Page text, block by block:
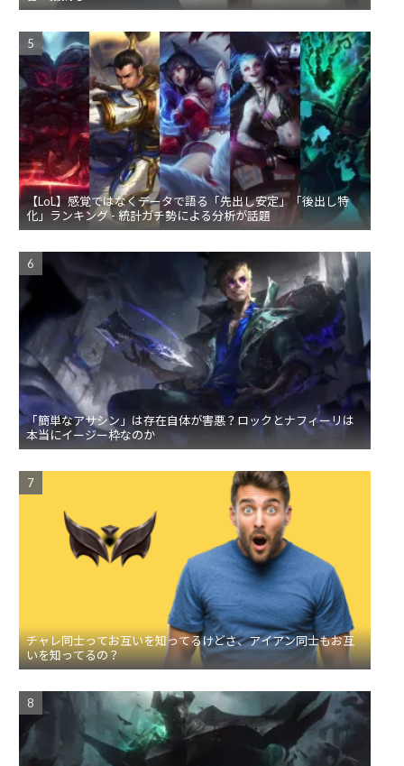
【LoL】感覚ではなくデータで語る「先出し安定」「後出し特
化」ランキング - 統計ガチ勢による分析が話題
「簡単なアサシン」は存在自体が害悪？ロックとナフィーリは
本当にイージー枠なのか
チャレ同士ってお互いを知ってるけどさ、アイアン同士もお互
いを知ってるの？